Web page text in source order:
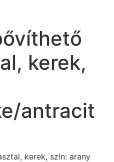
kerek,
antracit
kerek, szín: arany